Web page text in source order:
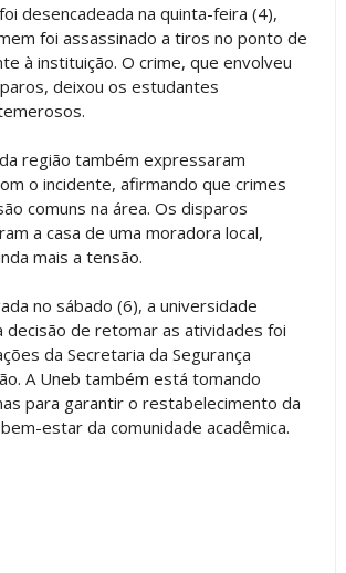
desencadeada na quinta-feira (4),
foi assassinado a tiros no ponto de
à instituição. O crime, que envolveu
deixou os estudantes
região também expressaram
o incidente, afirmando que crimes
comuns na área. Os disparos
a casa de uma moradora local,
mais a tensão.
no sábado (6), a universidade
decisão de retomar as atividades foi
da Secretaria da Segurança
A Uneb também está tomando
para garantir o restabelecimento da
estar da comunidade acadêmica.